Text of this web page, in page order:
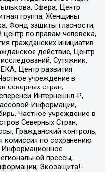
Сфера, Центр
группа, Женщины
Фонд защиты гласности,
центр по правам человека,
гражданских инициатив
действие, Центр
Сутяжник,
Центр развития
учреждение в
северных стран,
Интернешнл-Р,
Информации,
Частное учреждение в
Северных Стран,
Гражданский контроль,
комиссия по сохранению
Информационное
прессы,
Экозащита!-